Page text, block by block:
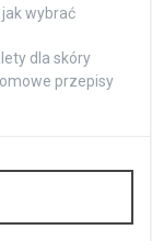
wybrać
dla skóry
przepisy